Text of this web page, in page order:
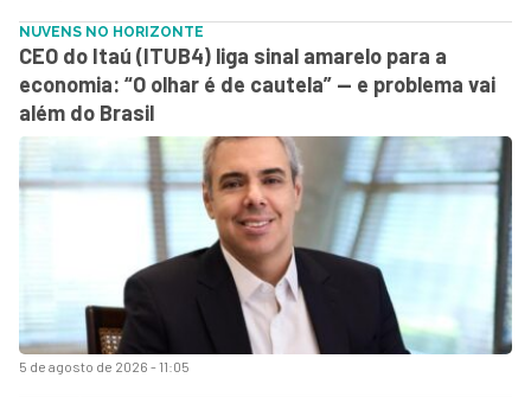
5 de agosto de 2026 - 11:05
NUVENS NO HORIZONTE
CEO do Itaú (ITUB4) liga sinal amarelo para a
economia: “O olhar é de cautela” — e problema vai
além do Brasil